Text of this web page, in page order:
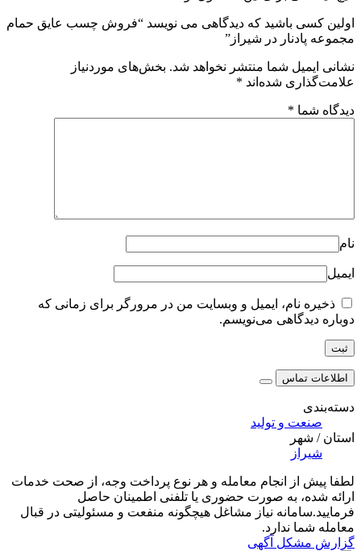
اولین کسی باشید که دیدگاهی می نویسد “فروش چسب عایق حمام
مجموعه پادنار در شیراز”
نشانی ایمیل شما منتشر نخواهد شد. بخش‌های موردنیاز
علامت‌گذاری شده‌اند *
دیدگاه شما *
نام
ایمیل
ذخیره نام، ایمیل و وبسایت من در مرورگر برای زمانی که
دوباره دیدگاهی می‌نویسم.
اطلاعات تماس
دسته‌بندی
صنعت و تولید
استان / شهر
شیراز
لطفا پیش از انجام معامله و هر نوع پرداخت وجه، از صحت خدمات
ارائه شده، به صورت حضوری یا تلفنی اطمینان حاصل
فرمایید.سامانه نیاز مشاغل هیچگونه منفعت و مسئولیتی در قبال
معامله شما ندارد.
گزارش مشکل آگهی